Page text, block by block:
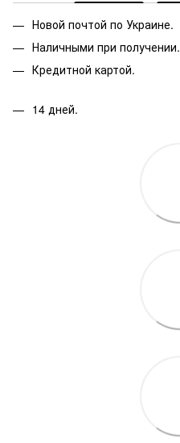
Новой почтой по Украине.
Наличными при получении.
Кредитной картой.
14 дней.